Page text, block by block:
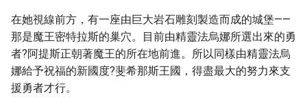
在她視線前方，有一座由巨大岩石雕刻製造而成的城堡——
那是魔王密特拉斯的巢穴。目前由精靈法烏娜所選出來的勇
者?阿提斯正朝著魔王的所在地前進。所以同樣由精靈法烏
娜給予祝福的新國度?斐希那斯王國，得盡最大的努力來支
援勇者才行。